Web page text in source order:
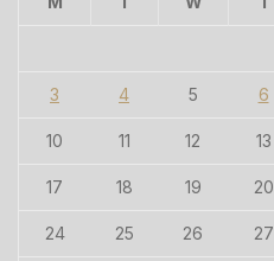
3 4 5 6
10 11 12 13
17 18 19 20
24 25 26 27